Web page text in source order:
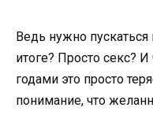
Ведь нужно
итоге? Просто секс?
годами это просто
понимание, что